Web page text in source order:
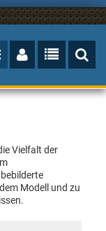
Vielfalt der
Modell und zu